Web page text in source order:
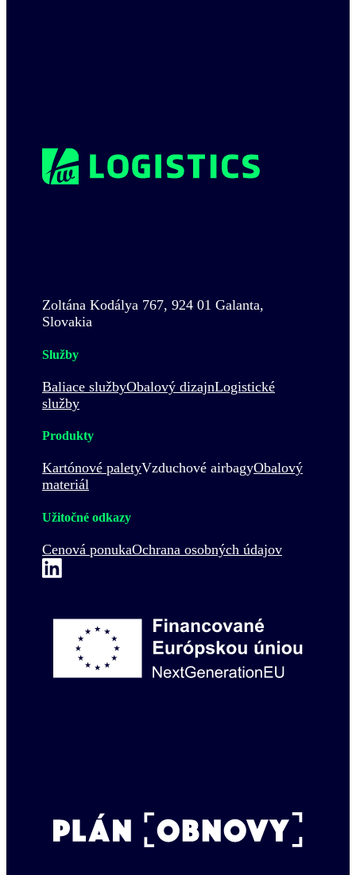
Zoltána Kodálya 767, 924 01 Galanta,
Slovakia
Služby
Baliace službyObalový dizajnLogistické
služby
Produkty
Kartónové paletyVzduchové airbagyObalový
materiál
Užitočné odkazy
Cenová ponukaOchrana osobných údajov